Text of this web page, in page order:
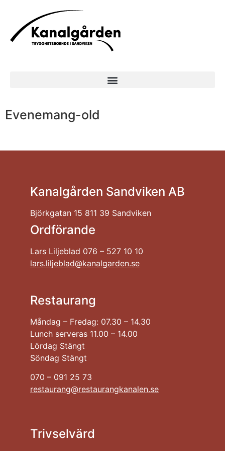
Evenemang-old
Kanalgården Sandviken AB
Björkgatan 15 811 39 Sandviken
Ordförande
Lars Liljeblad 076 – 527 10 10
lars.liljeblad@kanalgarden.se
Restaurang
Måndag – Fredag: 07.30 – 14.30
Lunch serveras 11.00 – 14.00
Lördag Stängt
Söndag Stängt
070 – 091 25 73
restaurang@restaurangkanalen.se
Trivselvärd